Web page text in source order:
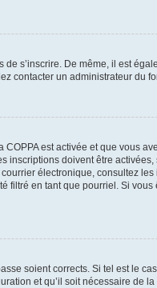
s’inscrire. De même, il est
contacter un administrateur du
est activée et que vous
doivent être
électronique, consultez
en tant que pourriel. Si
soient corrects. Si tel est le
et qu’il soit nécessaire de la